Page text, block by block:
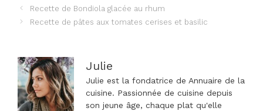
Navigation
des
Recette de Bondiola glacée au rhum
Recette de pâtes aux tomates cerises et basilic
Julie
Julie est la fondatrice de Annuaire de la
cuisine. Passionnée de cuisine depuis
son jeune âge, chaque plat qu'elle